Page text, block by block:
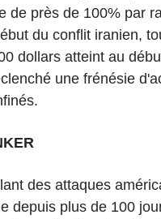
de près de 100% par
du conflit iranien,
dollars atteint au
une frénésie
des attaques
depuis plus de 100